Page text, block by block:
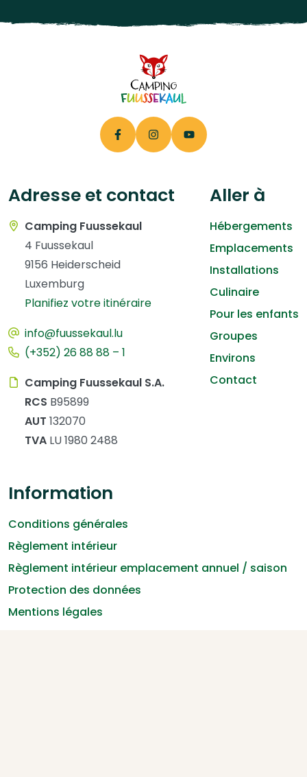
Adresse et contact
Camping Fuussekaul
4 Fuussekaul
9156 Heiderscheid
Luxemburg
Planifiez votre itinéraire
info@fuussekaul.lu
(+352) 26 88 88 – 1
Camping Fuussekaul S.A.
RCS B95899
AUT 132070
TVA LU 1980 2488
Aller à
Hébergements
Emplacements
Installations
Culinaire
Pour les enfants
Groupes
Environs
Contact
Information
Conditions générales
Règlement intérieur
Règlement intérieur emplacement annuel / saison
Protection des données
Mentions légales